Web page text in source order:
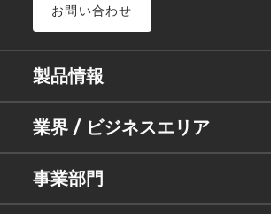
お問い合わせ
製品情報
業界 / ビジネスエリア
事業部門